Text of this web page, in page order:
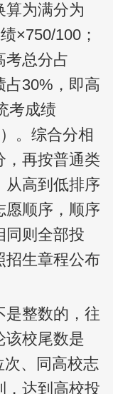
算为满分为
×750/100；
考总分占
占30%，即高
考成绩
。综合分相
，再按普通类
从高到低排序
愿顺序，顺序
同则全部投
招生章程公布
整数的，往
该校尾数是
次、同高校志
，达到高校投